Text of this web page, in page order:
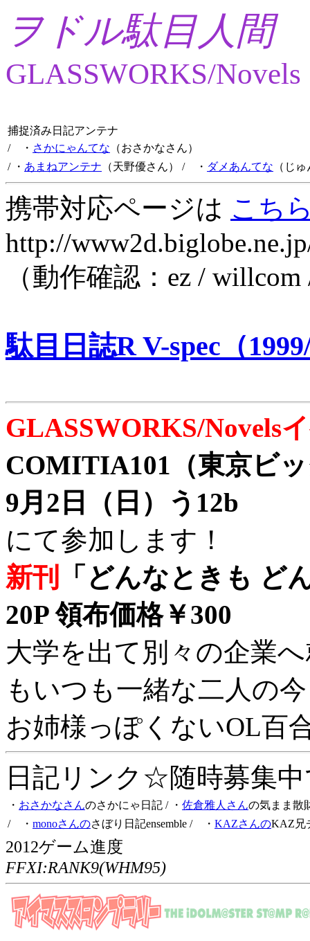
ヲドル駄目人間
GLASSWORKS/Novels
捕捉済み日記アンテナ
/ ・ さかにゃんてな （おさかなさん）
/ ・ あまねアンテナ （天野優さん） / ・ ダメあんてな （じ
携帯対応ページは こち
http://
（動作確認：ez /
駄目日誌R V-spec（
GLASSWORKS/Novels
COMITIA101（東京ビ
9月2日（日）う12b
にて参加します！
新刊
「どんなときも ど
20P 領布価格￥300
大学を出て別々の企業
もいつも一緒な二人の
お姉様っぽくないOL百
日記リンク☆随時募集
・ おさかなさんのさかにゃ日記 / ・ 佐倉雅人さんの気まま散
/ ・ monoさんのさぼり日記ensemble / ・ KAZさんのKAZ兄
2012ゲーム進度
FFXI:RANK9(WHM95)